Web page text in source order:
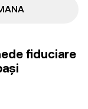
fiduciare